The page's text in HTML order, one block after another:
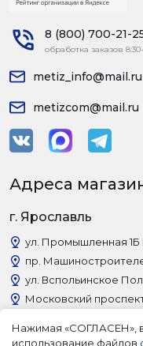
8 (800) 700-21-
обработка заказов
metiz_info@mail.ru
metizcom@mail.ru
Адреса
г. Ярославль
ул. Промышленная 1Б
пр.
ул. Вспольинское
Московский
Нажимая «СОГЛАСЕН»,
использование файлов